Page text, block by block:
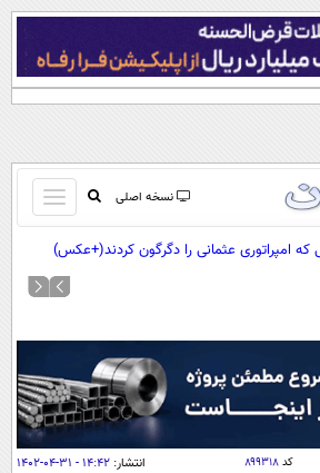
نسخه اصلی
باز
و
بسته
کردن
صفحه اول
آب و هوا
اوقات شرعی
پیوند ها
که امپراتوری عثمانی را دگرگون کردند(+عکس)
کد۸۹۹۳۱۸ انتشار: ۱۴:۴۲ - ۳۱-۰۴-۱۴۰۲